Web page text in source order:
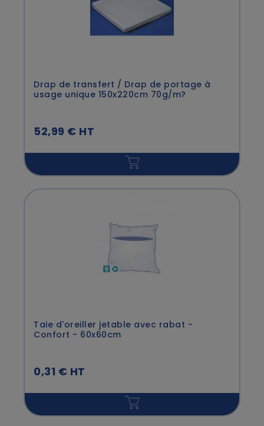
Drap de transfert / Drap de portage à
usage unique 150x220cm 70g/m?
52,99 € HT
Taie d'oreiller jetable avec rabat -
Confort - 60x60cm
0,31 € HT